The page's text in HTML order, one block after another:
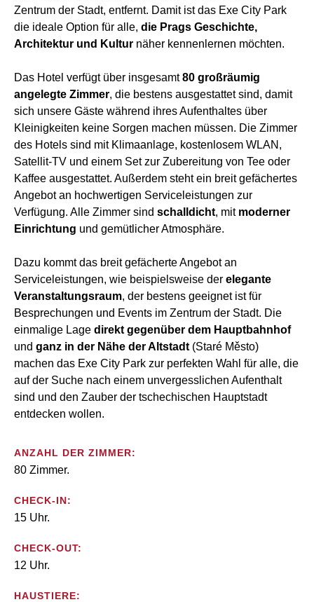
Zentrum der Stadt, entfernt. Damit ist das Exe City Park
die ideale Option für alle, die Prags Geschichte,
Architektur und Kultur näher kennenlernen möchten.
Das Hotel verfügt über insgesamt80 großräumig
angelegte Zimmer, die bestens ausgestattet sind, damit
sich unsere Gäste während ihres Aufenthaltes über
Kleinigkeiten keine Sorgen machen müssen. Die Zimmer
des Hotels sind mit Klimaanlage, kostenlosem WLAN,
Satellit-TV und einem Set zur Zubereitung von Tee oder
Kaffee ausgestattet. Außerdem steht ein breit gefächertes
Angebot an hochwertigen Serviceleistungen zur
Verfügung. Alle Zimmer sind schalldicht, mit moderner
Einrichtung und gemütlicher Atmosphäre.
Dazu kommt das breit gefächerte Angebot an
Serviceleistungen, wie beispielsweise der elegante
Veranstaltungsraum, der bestens geeignet ist für
Besprechungen und Events im Zentrum der Stadt. Die
einmalige Lage direkt gegenüber dem Hauptbahnhof
und ganz in der Nähe der Altstadt (Staré Město)
machen das Exe City Park zur perfekten Wahl für alle, die
auf der Suche nach einem unvergesslichen Aufenthalt
sind und den Zauber der tschechischen Hauptstadt
entdecken wollen.
ANZAHL DER ZIMMER:
80 Zimmer.
CHECK-IN:
15 Uhr.
CHECK-OUT:
12 Uhr.
HAUSTIERE: